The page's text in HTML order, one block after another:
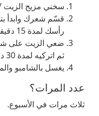
سخني مزيج الزيت /
قسّم شعرك وابدأ
رأسك لمدة 15 دقيقة.
ضعي الزيت على
ثم اتركيه لمدة 30 دقيقة إضافية.
يغسل بالشامبو
عدد المرات؟
ثلاث مرات في الأسبوع.